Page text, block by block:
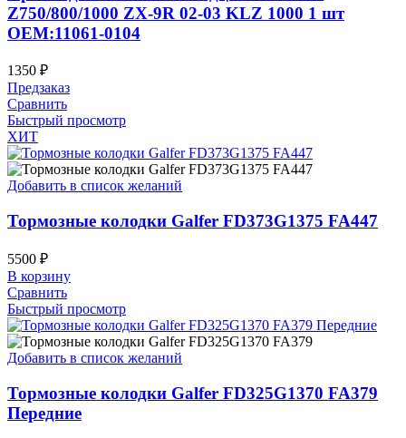
Z750/800/1000 ZX-9R 02-03 KLZ 1000 1 шт
OEM:11061-0104
1350 ₽
Предзаказ
Сравнить
Быстрый просмотр
ХИТ
Добавить в список желаний
Тормозные колодки Galfer FD373G1375 FA447
5500 ₽
В корзину
Сравнить
Быстрый просмотр
Добавить в список желаний
Тормозные колодки Galfer FD325G1370 FA379
Передние